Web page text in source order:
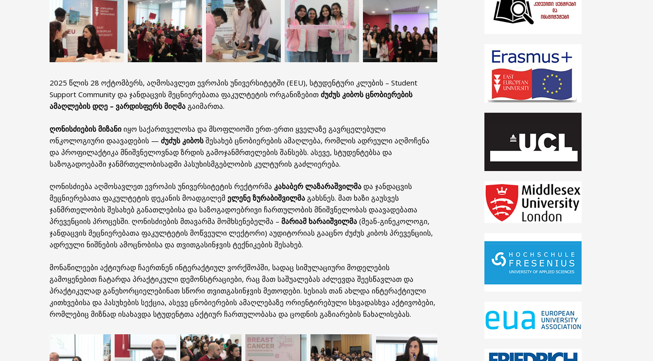
2025 წლის 28 ოქტომბერს, აღმოსავლეთ ევროპის უნივერსიტეტში (EEU), სტუდენტური კლუბის – Student
Support Community და ჯანდაცვის მეცნიერებათა ფაკულტეტის ორგანიზებით ძუძუს კიბოს ცნობიერების
ამაღლების დღე – ვარდისფერს მიღმა გაიმართა.
ღონისძიების მიზანი იყო საქართველოსა და მსოფლიოში ერთ-ერთი ყველაზე გავრცელებული
ონკოლოგიური დაავადების — ძუძუს კიბოს შესახებ ცნობიერების ამაღლება, რომლის ადრეული აღმოჩენა
და პროფილაქტიკა მნიშვნელოვნად ზრდის გამოჯანმრთელების შანსებს. ასევე, სტუდენტებსა და
საზოგადოებაში ჯანმრთელობისადმი პასუხისმგებლობის კულტურის გაძლიერება.
ღონისძიება აღმოსავლეთ ევროპის უნივერსიტეტის რექტორმა კახაბერ ლაზარაშვილმა და ჯანდაცვის
მეცნიერებათა ფაკულტეტის დეკანის მოადგილემ ელენე ზურაბიშვილმა გახსნეს. მათ ხაზი გაუსვეს
ჯანმრთელობის შესახებ განათლებისა და საზოგადოებრივი ჩართულობის მნიშვნელობას დაავადებათა
პრევენციის პროცესში. ღონისძიების მთავარმა მომხსენებელმა – მარიამ ხარაიშვილმა (მეან-გინეკოლოგი,
ჯანდაცვის მეცნიერებათა ფაკულტეტის მოწვეული ლექტორი) აუდიტორიას გააცნო ძუძუს კიბოს პრევენციის,
ადრეული ნიშნების ამოცნობისა და თვითგასინჯვის ტექნიკების შესახებ.
მონაწილეები აქტიურად ჩაერთნენ ინტერაქტიულ ვორქშოპში, სადაც სიმულაციური მოდელების
გამოყენებით ჩატარდა პრაქტიკული დემონსტრაციები, რაც მათ საშუალებას აძლევდა შეესწავლათ და
პრაქტიკულად განეხორციელებინათ სწორი თვითგასინჯვის მეთოდები. სესიას თან ახლდა ინტერაქტიული
კითხვებისა და პასუხების სექცია, ასევე ცნობიერების ამაღლებაზე ორიენტირებული სხვადასხვა აქტივობები,
რომლებიც მიზნად ისახავდა სტუდენტთა აქტიურ ჩართულობასა და ცოდნის გაზიარების წახალისებას.